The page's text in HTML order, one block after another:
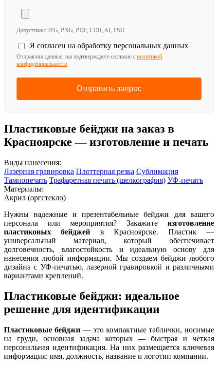
Допустимы: JPG, PNG, PDF, CDR, AI, PSD
Я согласен на обработку персональных данных
Отправляя данные, вы подтверждаете согласие с политикой
конфиденциальности
Отправить запрос
Пластиковые бейджи на заказ в
Красноярске — изготовление и печать
Виды нанесения:
Лазерная гравировка Плоттерная резка Сублимация
Тампопечать Трафаретная печать (шелкография) УФ-печать
Материалы:
Акрил (оргстекло)
Нужны надежные и презентабельные бейджи для вашего
персонала или мероприятия? Закажите изготовление
пластиковых бейджей в Красноярске. Пластик —
универсальный материал, который обеспечивает
долговечность, влагостойкость и идеальную основу для
нанесения любой информации. Мы создаем бейджи любого
дизайна с УФ-печатью, лазерной гравировкой и различными
вариантами креплений.
Пластиковые бейджи: идеальное
решение для идентификации
Пластиковые бейджи — это компактные таблички, носимые
на груди, основная задача которых — быстрая и четкая
персональная идентификация. На них размещается ключевая
информация: имя, должность, название и логотип компании.